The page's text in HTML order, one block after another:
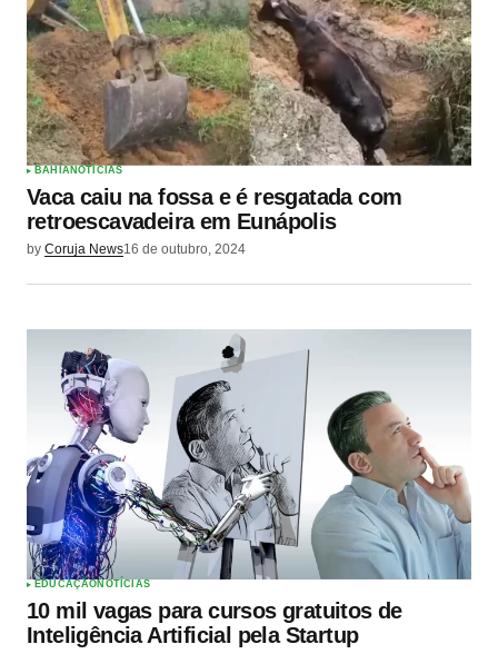
BAHIA NOTÍCIAS
Vaca caiu na fossa e é resgatada com
retroescavadeira em Eunápolis
by Coruja News16 de outubro, 2024
EDUCAÇÃONOTÍCIAS
10 mil vagas para cursos gratuitos de
Inteligência Artificial pela Startup